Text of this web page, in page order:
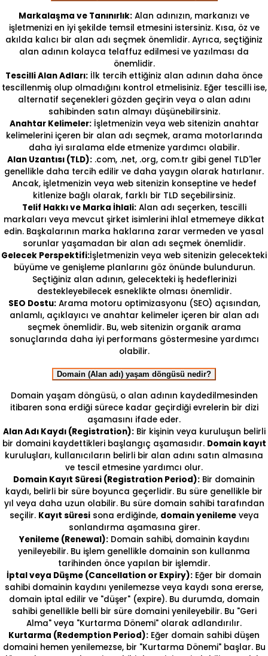
Markalaşma ve Tanınırlık: Alan adınızın, markanızı ve
işletmenizi en iyi şekilde temsil etmesini istersiniz. Kısa, öz ve
akılda kalıcı bir alan adı seçmek önemlidir. Ayrıca, seçtiğiniz
alan adının kolayca telaffuz edilmesi ve yazılması da
önemlidir.
Tescilli Alan Adları: İlk tercih ettiğiniz alan adının daha önce
tescillenmiş olup olmadığını kontrol etmelisiniz. Eğer tescilli ise,
alternatif seçenekleri gözden geçirin veya o alan adını
sahibinden satın almayı düşünebilirsiniz.
Anahtar Kelimeler:İşletmenizin veya web sitenizin anahtar
kelimelerini içeren bir alan adı seçmek, arama motorlarında
daha iyi sıralama elde etmenize yardımcı olabilir.
Alan Uzantısı (TLD):.com, .net, .org, com.tr gibi genel TLD'ler
genellikle daha tercih edilir ve daha yaygın olarak hatırlanır.
Ancak, işletmenizin veya web sitenizin konseptine ve hedef
kitlenize bağlı olarak, farklı bir TLD seçebilirsiniz.
Telif Hakkı ve Marka İhlali:Alan adı seçerken, tescilli
markaları veya mevcut şirket isimlerini ihlal etmemeye dikkat
edin. Başkalarının marka haklarına zarar vermeden ve yasal
sorunlar yaşamadan bir alan adı seçmek önemlidir.
Gelecek Perspektifi:İşletmenizin veya web sitenizin gelecekteki
büyüme ve genişleme planlarını göz önünde bulundurun.
Seçtiğiniz alan adının, gelecekteki iş hedeflerinizi
destekleyebilecek esneklikte olması önemlidir.
SEO Dostu:Arama motoru optimizasyonu (SEO) açısından,
anlamlı, açıklayıcı ve anahtar kelimeler içeren bir alan adı
seçmek önemlidir. Bu, web sitenizin organik arama
sonuçlarında daha iyi performans göstermesine yardımcı
olabilir.
Domain (Alan adı) yaşam döngüsü nedir?
Domain yaşam döngüsü, o alan adının kaydedilmesinden
itibaren sona erdiği sürece kadar geçirdiği evrelerin bir dizi
aşamasını ifade eder.
Alan Adı Kaydı (Registration):Bir kişinin veya kuruluşun belirli
bir domaini kaydettikleri başlangıç aşamasıdır. Domain kayıt
kuruluşları, kullanıcıların belirli bir alan adını satın almasına
ve tescil etmesine yardımcı olur.
Domain Kayıt Süresi (Registration Period): Bir domainin
kaydı, belirli bir süre boyunca geçerlidir. Bu süre genellikle bir
yıl veya daha uzun olabilir. Bu süre domain sahibi tarafından
seçilir. Kayıt süresisona erdiğinde, domain yenilemeveya
sonlandırma aşamasına girer.
Yenileme (Renewal):Domain sahibi, domainin kaydını
yenileyebilir. Bu işlem genellikle domainin son kullanma
tarihinden önce yapılan bir işlemdir.
İptal veya Düşme (Cancellation or Expiry): Eğer bir domain
sahibi domainin kaydını yenilemezse veya kaydı sona ererse,
domain iptal edilir ve "düşer" (expire). Bu durumda, domain
sahibi genellikle belli bir süre domaini yenileyebilir. Bu "Geri
Alma" veya "Kurtarma Dönemi" olarak adlandırılır.
Kurtarma (Redemption Period): Eğer domain sahibi düşen
domaini hemen yenilemezse, bir "Kurtarma Dönemi" başlar. Bu